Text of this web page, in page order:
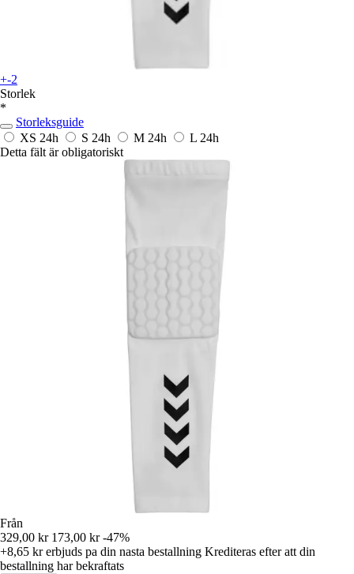
+-2
Storlek
*
Storleksguide
XS 24h S 24h M 24h L 24h
Detta fält är obligatoriskt
Från
329,00 kr 173,00 kr -47%
+8,65 krerbjuds pa din nasta bestallning Krediteras efter att din
bestallning har bekraftats